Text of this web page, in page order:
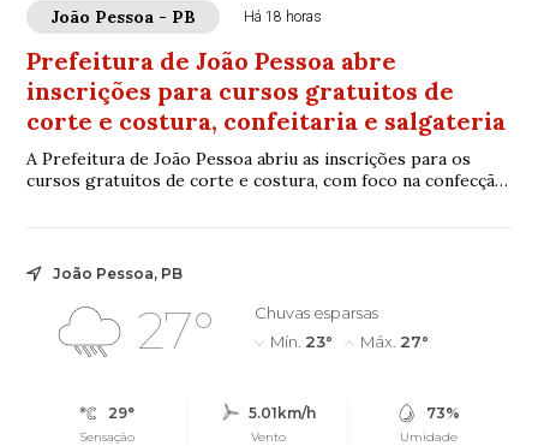
João Pessoa - PB Há 18 horas
Prefeitura de João Pessoa abre
inscrições para cursos gratuitos de
corte e costura, confeitaria e salgateria
A Prefeitura de João Pessoa abriu as inscrições para os
cursos gratuitos de corte e costura, com foco na confecção
João Pessoa, PB
27°
Chuvas esparsas
Mín. 23° Máx. 27°
29°
Sensação
5.01km/h
Vento
73%
Umidade